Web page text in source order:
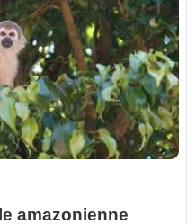
amazonienne